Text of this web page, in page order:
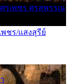
ศรเพชร ศรสุพรรณ
พชร/แสงสุรีย์